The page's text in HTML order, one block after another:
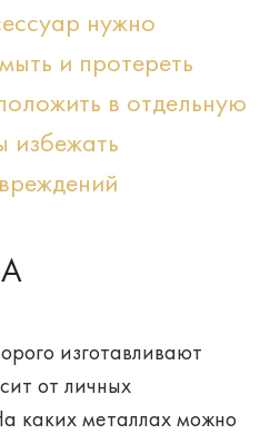
нужно
и протереть
в отдельную
избежать
изготавливают
от личных
каких металлах можно